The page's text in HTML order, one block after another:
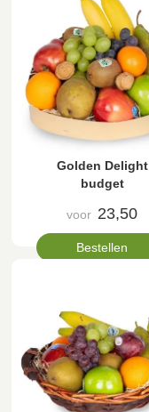
Golden Delight
budget
voor 23,50
Bestellen